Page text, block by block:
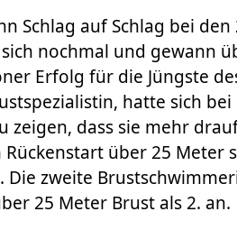
Schlag auf Schlag bei
nochmal und gewann
Erfolg für die Jüngste
hatte sich
zeigen, dass sie mehr
über 25 Meter
Die zweite
25 Meter Brust als 2. an.